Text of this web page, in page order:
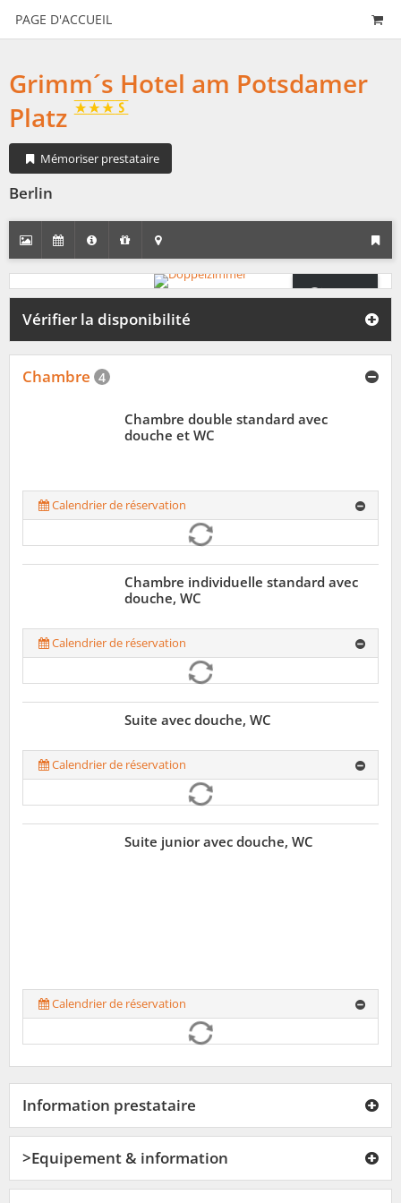
PAGE D'ACCUEIL
Grimm´s Hotel am Potsdamer
Platz
Mémoriser prestataire
Berlin
360°
Panorama
Vérifier la disponibilité
Chambre 4
Chambre double standard avec
douche et WC
Calendrier de réservation
Chambre individuelle standard avec
douche, WC
Calendrier de réservation
Suite avec douche, WC
Calendrier de réservation
Suite junior avec douche, WC
Calendrier de réservation
Information prestataire
>Equipement & information